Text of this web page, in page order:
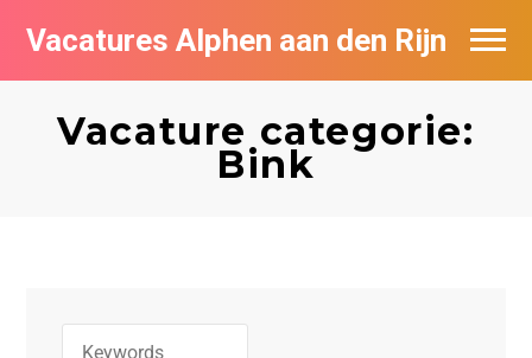
Vacatures Alphen aan den Rijn
Vacature categorie:
Bink
Vacatures per bedrijf in Alphen aan den
Rijn
De populairste vacatures in Alphen aan